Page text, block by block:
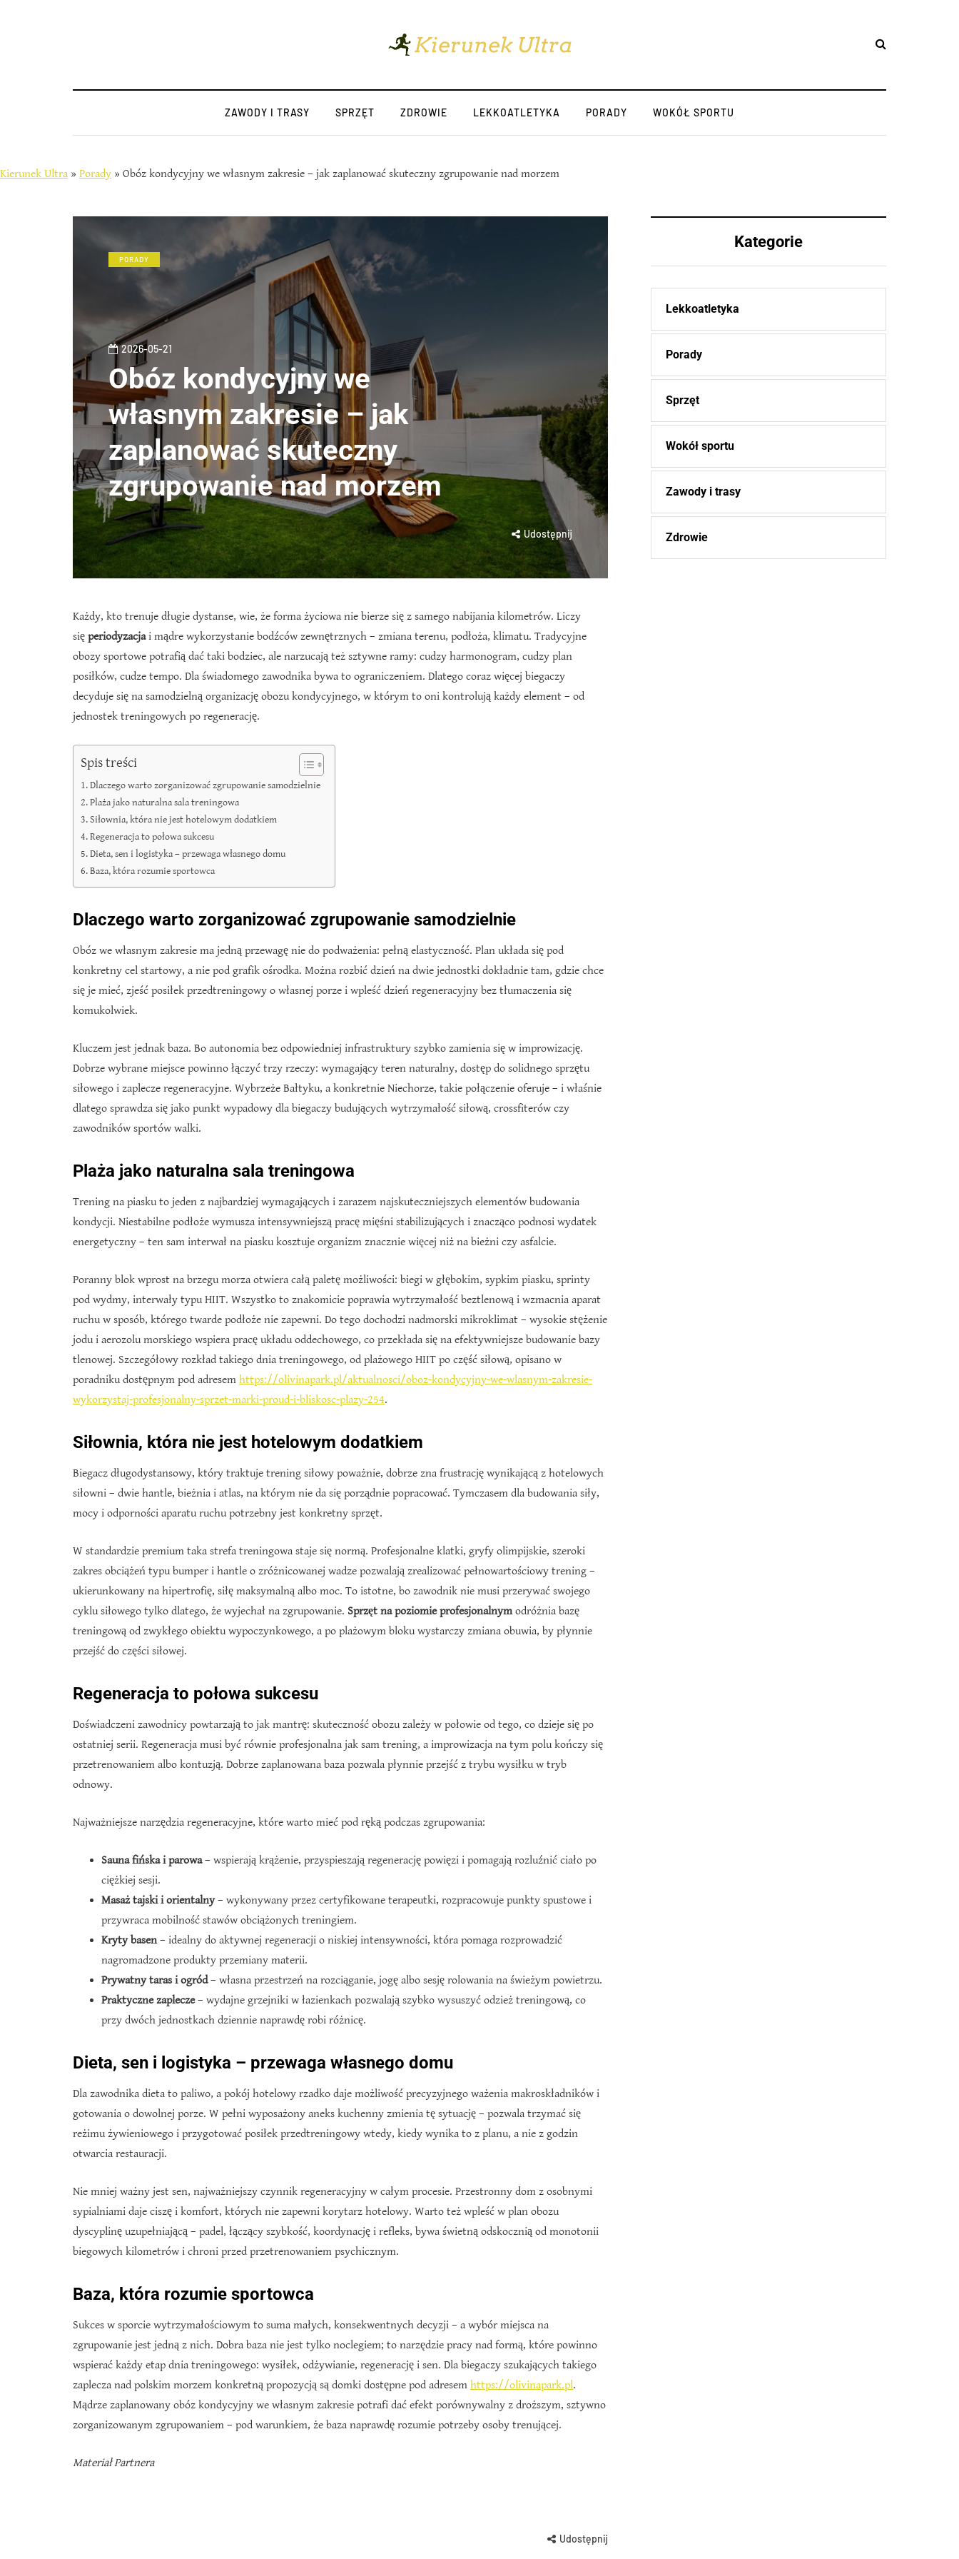
ZAWODY I TRASY SPRZĘT ZDROWIE LEKKOATLETYKA PORADY WOKÓŁ SPORTU
Kierunek Ultra » Porady » Obóz kondycyjny we własnym zakresie – jak zaplanować skuteczny zgrupowanie nad morzem
PORADY
2026-05-21
Obóz kondycyjny we
własnym zakresie – jak
zaplanować skuteczny
zgrupowanie nad morzem
Udostępnij
Każdy, kto trenuje długie dystanse, wie, że forma życiowa nie bierze się z samego nabijania kilometrów. Liczy
się periodyzacjai mądre wykorzystanie bodźców zewnętrznych – zmiana terenu, podłoża, klimatu. Tradycyjne
obozy sportowe potrafią dać taki bodziec, ale narzucają też sztywne ramy: cudzy harmonogram, cudzy plan
posiłków, cudze tempo. Dla świadomego zawodnika bywa to ograniczeniem. Dlatego coraz więcej biegaczy
decyduje się na samodzielną organizację obozu kondycyjnego, w którym to oni kontrolują każdy element – od
jednostek treningowych po regenerację.
Spis treści
Dlaczego warto zorganizować zgrupowanie samodzielnie
Plaża jako naturalna sala treningowa
Siłownia, która nie jest hotelowym dodatkiem
Regeneracja to połowa sukcesu
Dieta, sen i logistyka – przewaga własnego domu
Baza, która rozumie sportowca
Dlaczego warto zorganizować zgrupowanie samodzielnie
Obóz we własnym zakresie ma jedną przewagę nie do podważenia: pełną elastyczność. Plan układa się pod
konkretny cel startowy, a nie pod grafik ośrodka. Można rozbić dzień na dwie jednostki dokładnie tam, gdzie chce
się je mieć, zjeść posiłek przedtreningowy o własnej porze i wpleść dzień regeneracyjny bez tłumaczenia się
komukolwiek.
Kluczem jest jednak baza. Bo autonomia bez odpowiedniej infrastruktury szybko zamienia się w improwizację.
Dobrze wybrane miejsce powinno łączyć trzy rzeczy: wymagający teren naturalny, dostęp do solidnego sprzętu
siłowego i zaplecze regeneracyjne. Wybrzeże Bałtyku, a konkretnie Niechorze, takie połączenie oferuje – i właśnie
dlatego sprawdza się jako punkt wypadowy dla biegaczy budujących wytrzymałość siłową, crossfiterów czy
zawodników sportów walki.
Plaża jako naturalna sala treningowa
Trening na piasku to jeden z najbardziej wymagających i zarazem najskuteczniejszych elementów budowania
kondycji. Niestabilne podłoże wymusza intensywniejszą pracę mięśni stabilizujących i znacząco podnosi wydatek
energetyczny – ten sam interwał na piasku kosztuje organizm znacznie więcej niż na bieżni czy asfalcie.
Poranny blok wprost na brzegu morza otwiera całą paletę możliwości: biegi w głębokim, sypkim piasku, sprinty
pod wydmy, interwały typu HIIT. Wszystko to znakomicie poprawia wytrzymałość beztlenową i wzmacnia aparat
ruchu w sposób, którego twarde podłoże nie zapewni. Do tego dochodzi nadmorski mikroklimat – wysokie stężenie
jodu i aerozolu morskiego wspiera pracę układu oddechowego, co przekłada się na efektywniejsze budowanie bazy
tlenowej. Szczegółowy rozkład takiego dnia treningowego, od plażowego HIIT po część siłową, opisano w
poradniku dostępnym pod adresem https://olivinapark.pl/aktualnosci/oboz-kondycyjny-we-wlasnym-zakresie-
wykorzystaj-profesjonalny-sprzet-marki-proud-i-bliskosc-plazy-254.
Siłownia, która nie jest hotelowym dodatkiem
Biegacz długodystansowy, który traktuje trening siłowy poważnie, dobrze zna frustrację wynikającą z hotelowych
siłowni – dwie hantle, bieżnia i atlas, na którym nie da się porządnie popracować. Tymczasem dla budowania siły,
mocy i odporności aparatu ruchu potrzebny jest konkretny sprzęt.
W standardzie premium taka strefa treningowa staje się normą. Profesjonalne klatki, gryfy olimpijskie, szeroki
zakres obciążeń typu bumper i hantle o zróżnicowanej wadze pozwalają zrealizować pełnowartościowy trening –
ukierunkowany na hipertrofię, siłę maksymalną albo moc. To istotne, bo zawodnik nie musi przerywać swojego
cyklu siłowego tylko dlatego, że wyjechał na zgrupowanie. Sprzęt na poziomie profesjonalnymodróżnia bazę
treningową od zwykłego obiektu wypoczynkowego, a po plażowym bloku wystarczy zmiana obuwia, by płynnie
przejść do części siłowej.
Regeneracja to połowa sukcesu
Doświadczeni zawodnicy powtarzają to jak mantrę: skuteczność obozu zależy w połowie od tego, co dzieje się po
ostatniej serii. Regeneracja musi być równie profesjonalna jak sam trening, a improwizacja na tym polu kończy się
przetrenowaniem albo kontuzją. Dobrze zaplanowana baza pozwala płynnie przejść z trybu wysiłku w tryb
odnowy.
Najważniejsze narzędzia regeneracyjne, które warto mieć pod ręką podczas zgrupowania:
Sauna fińska i parowa– wspierają krążenie, przyspieszają regenerację powięzi i pomagają rozluźnić ciało po
ciężkiej sesji.
Masaż tajski i orientalny– wykonywany przez certyfikowane terapeutki, rozpracowuje punkty spustowe i
przywraca mobilność stawów obciążonych treningiem.
Kryty basen– idealny do aktywnej regeneracji o niskiej intensywności, która pomaga rozprowadzić
nagromadzone produkty przemiany materii.
Prywatny taras i ogród– własna przestrzeń na rozciąganie, jogę albo sesję rolowania na świeżym powietrzu.
Praktyczne zaplecze– wydajne grzejniki w łazienkach pozwalają szybko wysuszyć odzież treningową, co
przy dwóch jednostkach dziennie naprawdę robi różnicę.
Dieta, sen i logistyka – przewaga własnego domu
Dla zawodnika dieta to paliwo, a pokój hotelowy rzadko daje możliwość precyzyjnego ważenia makroskładników i
gotowania o dowolnej porze. W pełni wyposażony aneks kuchenny zmienia tę sytuację – pozwala trzymać się
reżimu żywieniowego i przygotować posiłek przedtreningowy wtedy, kiedy wynika to z planu, a nie z godzin
otwarcia restauracji.
Nie mniej ważny jest sen, najważniejszy czynnik regeneracyjny w całym procesie. Przestronny dom z osobnymi
sypialniami daje ciszę i komfort, których nie zapewni korytarz hotelowy. Warto też wpleść w plan obozu
dyscyplinę uzupełniającą – padel, łączący szybkość, koordynację i refleks, bywa świetną odskocznią od monotonii
biegowych kilometrów i chroni przed przetrenowaniem psychicznym.
Baza, która rozumie sportowca
Sukces w sporcie wytrzymałościowym to suma małych, konsekwentnych decyzji – a wybór miejsca na
zgrupowanie jest jedną z nich. Dobra baza nie jest tylko noclegiem; to narzędzie pracy nad formą, które powinno
wspierać każdy etap dnia treningowego: wysiłek, odżywianie, regenerację i sen. Dla biegaczy szukających takiego
zaplecza nad polskim morzem konkretną propozycją są domki dostępne pod adresem https://olivinapark.pl.
Mądrze zaplanowany obóz kondycyjny we własnym zakresie potrafi dać efekt porównywalny z droższym, sztywno
zorganizowanym zgrupowaniem – pod warunkiem, że baza naprawdę rozumie potrzeby osoby trenującej.
Materiał Partnera
Udostępnij
Kategorie
Lekkoatletyka
Porady
Sprzęt
Wokół sportu
Zawody i trasy
Zdrowie